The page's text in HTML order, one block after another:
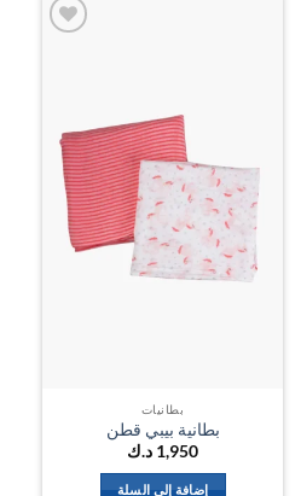
بطانيات
بطانية بيبي قطن
1,950 د.ك
إضافة إلى السلة